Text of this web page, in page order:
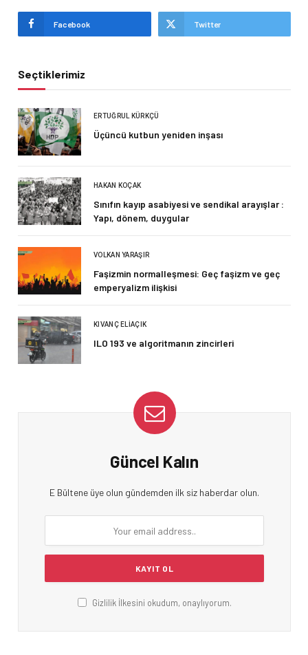
Facebook Twitter
Seçtiklerimiz
ERTUĞRUL KÜRKÇÜ
Üçüncü kutbun yeniden inşası
HAKAN KOÇAK
Sınıfın kayıp asabiyesi ve sendikal arayışlar :
Yapı, dönem, duygular
VOLKAN YARAŞIR
Faşizmin normalleşmesi: Geç faşizm ve geç
emperyalizm ilişkisi
KIVANÇ ELIAÇIK
ILO 193 ve algoritmanın zincirleri
Güncel Kalın
E Bültene üye olun gündemden ilk siz haberdar olun.
Gizlilik İlkesini okudum, onaylıyorum.